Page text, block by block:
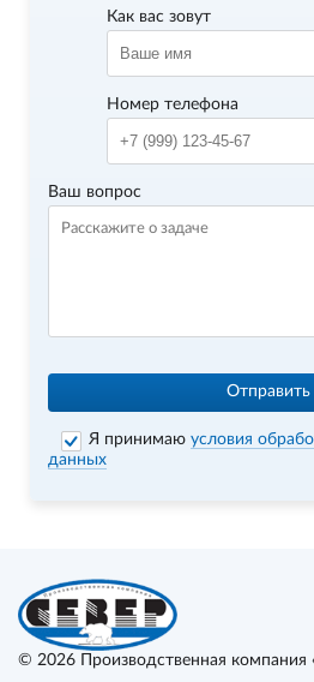
Как вас зовут
Номер телефона
Ваш вопрос
Отправить
Я принимаюусловия
данных
© 2026 Производственная